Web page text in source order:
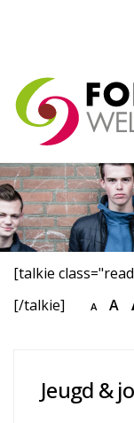
[talkie
[/talkie]
A A
Jeugd &